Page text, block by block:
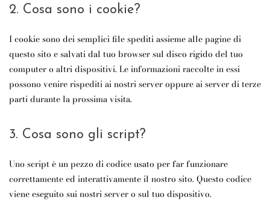
2. Cosa sono i cookie?
I cookie sono dei semplici file spediti assieme alle pagine di
questo sito e salvati dal tuo browser sul disco rigido del tuo
computer o altri dispositivi. Le informazioni raccolte in essi
possono venire rispediti ai nostri server oppure ai server di terze
parti durante la prossima visita.
3. Cosa sono gli script?
Uno script è un pezzo di codice usato per far funzionare
correttamente ed interattivamente il nostro sito. Questo codice
viene eseguito sui nostri server o sul tuo dispositivo.